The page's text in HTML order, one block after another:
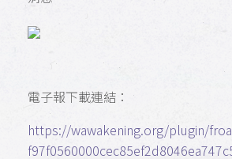
電子報下載連結：
https://wawakening.org/plugin/